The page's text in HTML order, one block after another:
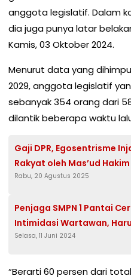
anggota legislatif. Dalam
dia juga punya latar
Kamis, 03 Oktober 2024.
Menurut data yang
2029, anggota legislatif
sebanyak 354 orang dari
dilantik beberapa waktu
Gaji DPR, Egosentrisme
Rakyat oleh Mas’ud
Kebijakan Publik
Rabu, 20 Agustus 2025
Penjaga SMPN 1 Pantai
Intimidasi Wartawan,
Selasa, 11 Juni 2024
“Berarti 60 persen dari